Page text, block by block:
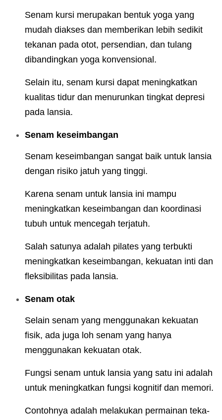
Senam kursi merupakan bentuk yoga yang
mudah diakses dan memberikan lebih sedikit
tekanan pada otot, persendian, dan tulang
dibandingkan yoga konvensional.
Selain itu, senam kursi dapat meningkatkan
kualitas tidur dan menurunkan tingkat depresi
pada lansia.
Senam keseimbangan
Senam keseimbangan sangat baik untuk lansia
dengan risiko jatuh yang tinggi.
Karena senam untuk lansia ini mampu
meningkatkan keseimbangan dan koordinasi
tubuh untuk mencegah terjatuh.
Salah satunya adalah pilates yang terbukti
meningkatkan keseimbangan, kekuatan inti dan
fleksibilitas pada lansia.
Senam otak
Selain senam yang menggunakan kekuatan
fisik, ada juga loh senam yang hanya
menggunakan kekuatan otak.
Fungsi senam untuk lansia yang satu ini adalah
untuk meningkatkan fungsi kognitif dan memori.
Contohnya adalah melakukan permainan teka-